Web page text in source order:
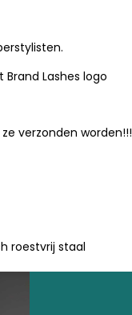
Lashes logo
verzonden worden!!!
roestvrij staal